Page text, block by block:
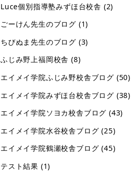
Luce個別指導塾みずほ台校舎 (2)
ごーけん先生のブログ (1)
ちびぬま先生のブログ (3)
ふじみ野上福岡校舎 (8)
エイメイ学院ふじみ野校舎ブログ (50)
エイメイ学院みずほ台校舎ブログ (38)
エイメイ学院ソヨカ校舎ブログ (43)
エイメイ学院水谷校舎ブログ (25)
エイメイ学院鶴瀬校舎ブログ (45)
テスト結果 (1)